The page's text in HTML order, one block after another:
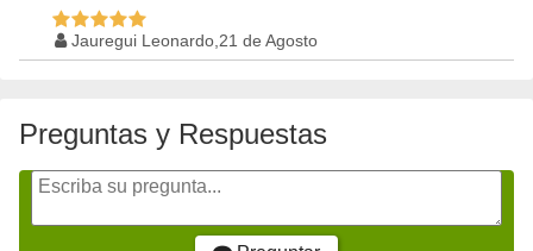
Jauregui Leonardo,21 de Agosto
Preguntas y Respuestas